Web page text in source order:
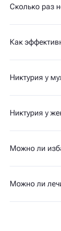
Сколько раз
Как
Никтурия у
Никтурия у
Можно ли
Можно ли